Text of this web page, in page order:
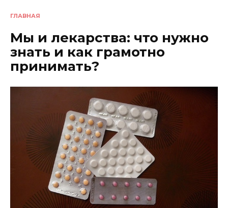
ГЛАВНАЯ
Мы и лекарства: что нужно
знать и как грамотно
принимать?